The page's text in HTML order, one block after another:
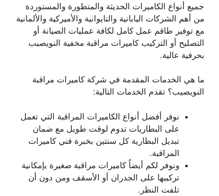
جميع أنواع الكاميرات الحديثة والمتطورة والمستوردة
من أهم الشركات اليابانية والتايوانية والأميركية والألمانية
مع توفير طاقم عمل كامل لكافة عمليات الصيانة أو
التصليح أو التركيب كاميرات مراقبة مخفية النويصيب
بحرفية عالية.
ما هي الخدمات المقدمة في شركة كاميرات مراقبة
النويصيب؟ تقدم الخدمات التالية:
نوفر أفضل أنواع الكاميرات المراقبة التي تعمل
على البطاريات تدوم لوقت طويل مع ضمان
تبديل البطارية كل سنتين بخبرة فني كاميرات
المراقبة.
ونوفر لكم أيضاُ كاميرات مراقبة صغيرة بإمكانية
تركيبها على الجدران أو الأسقف ومن دون أن
تلفت النظر.